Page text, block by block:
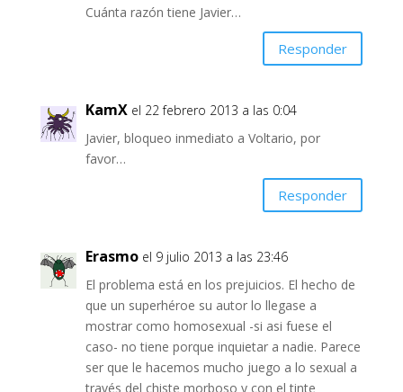
Cuánta razón tiene Javier…
Responder
KamX el 22 febrero 2013 a las 0:04
Javier, bloqueo inmediato a Voltario, por
favor…
Responder
Erasmo el 9 julio 2013 a las 23:46
El problema está en los prejuicios. El hecho de
que un superhéroe su autor lo llegase a
mostrar como homosexual -si asi fuese el
caso- no tiene porque inquietar a nadie. Parece
ser que le hacemos mucho juego a lo sexual a
través del chiste morboso y con el tinte